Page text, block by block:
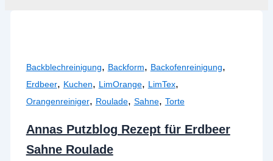
Backblechreinigung, Backform, Backofenreinigung,
Erdbeer, Kuchen, LimOrange, LimTex,
Orangenreiniger, Roulade, Sahne, Torte
Annas Putzblog Rezept für Erdbeer
Sahne Roulade